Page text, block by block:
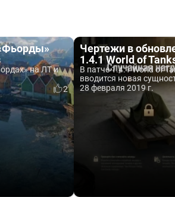
на ЛТ и
2
Чертежи в
1.4.1 World of
В патче 1.4.1 World of
вводится новая
28 февраля 2019 г.